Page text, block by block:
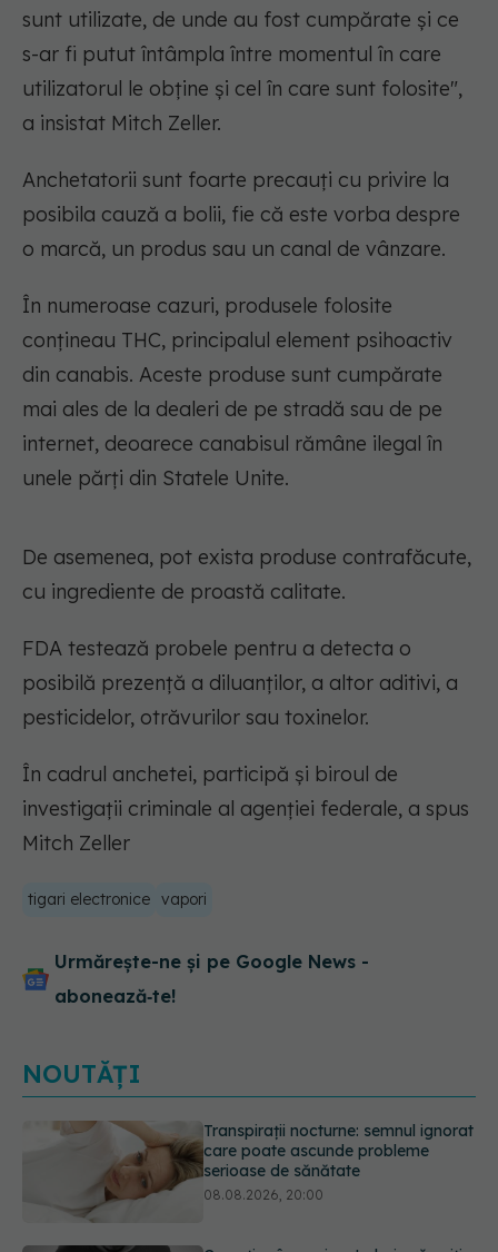
sunt utilizate, de unde au fost cumpărate şi ce
s-ar fi putut întâmpla între momentul în care
utilizatorul le obţine şi cel în care sunt folosite",
a insistat Mitch Zeller.
Anchetatorii sunt foarte precauţi cu privire la
posibila cauză a bolii, fie că este vorba despre
o marcă, un produs sau un canal de vânzare.
În numeroase cazuri, produsele folosite
conţineau THC, principalul element psihoactiv
din canabis. Aceste produse sunt cumpărate
mai ales de la dealeri de pe stradă sau de pe
internet, deoarece canabisul rămâne ilegal în
unele părţi din Statele Unite.
De asemenea, pot exista produse contrafăcute,
cu ingrediente de proastă calitate.
FDA testează probele pentru a detecta o
posibilă prezenţă a diluanţilor, a altor aditivi, a
pesticidelor, otrăvurilor sau toxinelor.
În cadrul anchetei, participă şi biroul de
investigaţii criminale al agenţiei federale, a spus
Mitch Zeller
tigari electronice vapori
Urmărește-ne și pe Google News -
abonează‑te!
NOUTĂȚI
Ce poți mânca și ce trebuie să eviți
dacă ai gastrită: exemplu de meniu
care reduce inflamația stomacului